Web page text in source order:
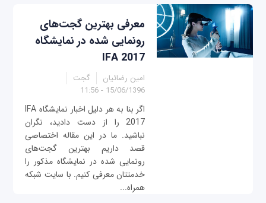
معرفی بهترین گجت‌های
رونمایی شده در نمایشگاه
IFA 2017
امین رضائیان
گجت
15/06/1396 - 11:56
اگر بنا به هر دلیل اخبار نمایشگاه IFA
2017 را از دست دادید، نگران
نباشید. ما در این مقاله اختصاصی
قصد داریم بهترین گجت‌های
رونمایی شده در نمایشگاه مذکور را
خدمتتان معرفی کنیم. با سایت شبکه
همراه...